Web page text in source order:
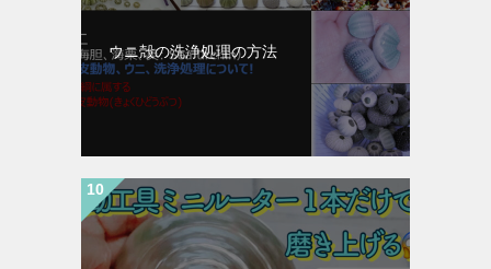
ウニ殻の洗浄処理の方法